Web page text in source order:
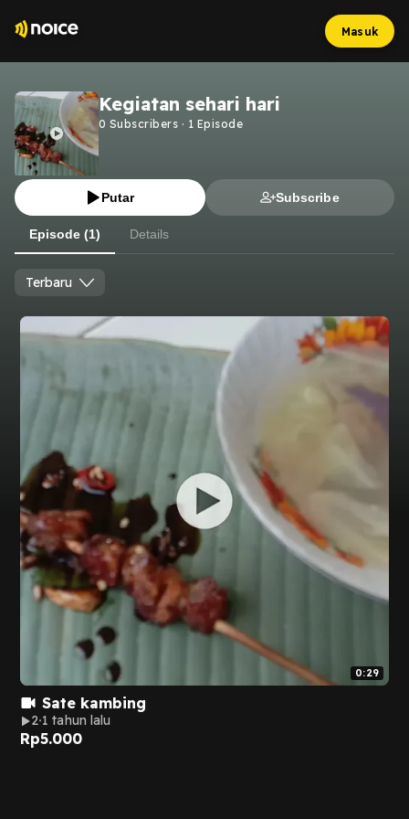
Masuk
Kegiatan sehari hari
0 Subscribers · 1 Episode
Putar Subscribe
Episode (1) Details
Terbaru
0:29
Sate kambing
2 1 tahun lalu
Rp5.000